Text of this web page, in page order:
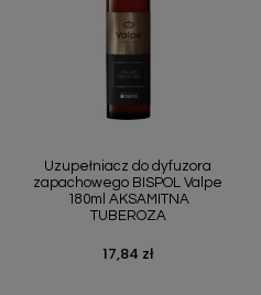
Uzupełniacz do dyfuzora
zapachowego BISPOL Valpe
180ml AKSAMITNA
TUBEROZA
Cena
17,84 zł